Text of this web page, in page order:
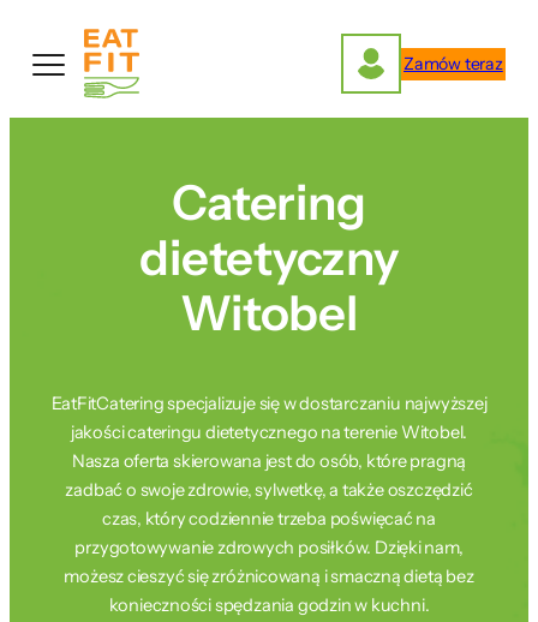
treści
Zamów teraz
Catering
dietetyczny
Witobel
EatFitCatering specjalizuje się w dostarczaniu najwyższej
jakości cateringu dietetycznego na terenie Witobel.
Nasza oferta skierowana jest do osób, które pragną
zadbać o swoje zdrowie, sylwetkę, a także oszczędzić
czas, który codziennie trzeba poświęcać na
przygotowywanie zdrowych posiłków. Dzięki nam,
możesz cieszyć się zróżnicowaną i smaczną dietą bez
konieczności spędzania godzin w kuchni.